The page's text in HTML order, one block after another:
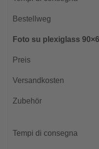
Foto su plexiglass